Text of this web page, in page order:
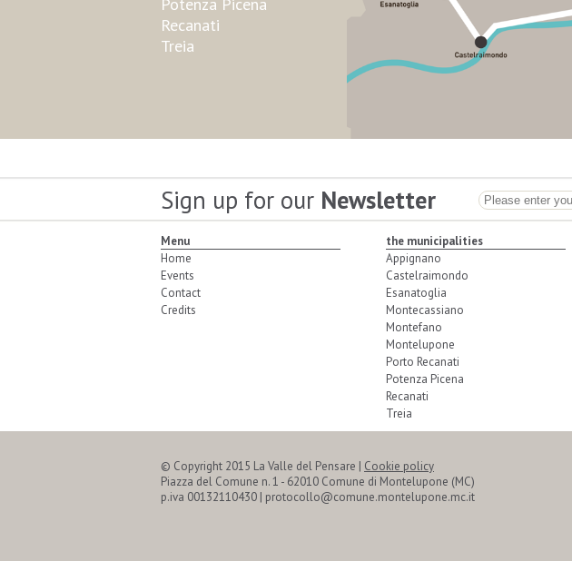
Recanati
Treia
Sign up for our Newsletter
Menu
Home
Events
Contact
Credits
the municipalities
Appignano
Castelraimondo
Esanatoglia
Montecassiano
Montefano
Montelupone
Porto Recanati
Potenza Picena
Recanati
Treia
© Copyright 2015 La Valle del Pensare | Cookie policy
Piazza del Comune n. 1 - 62010 Comune di Montelupone (MC)
p.iva 00132110430 | protocollo@comune.montelupone.mc.it